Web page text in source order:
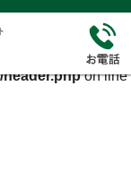
in
wordp
on line